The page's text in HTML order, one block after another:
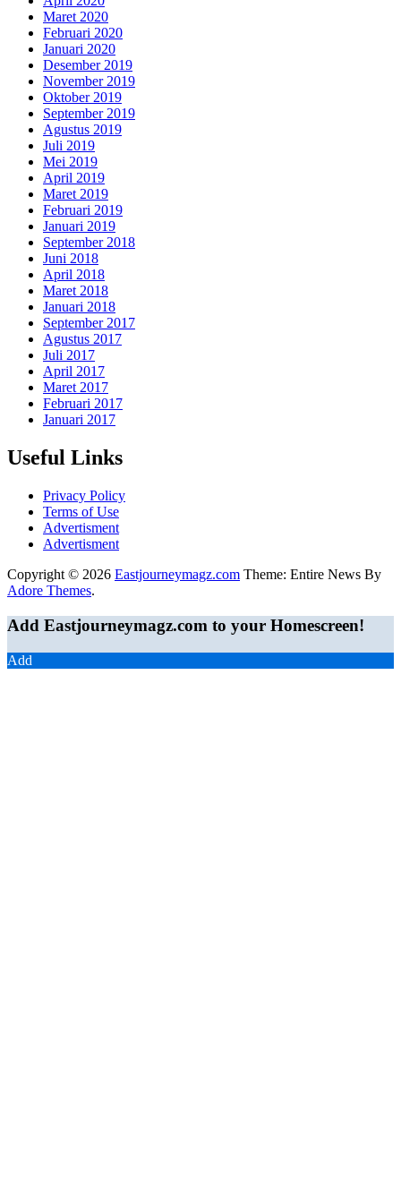
Maret 2020
Februari 2020
Januari 2020
Desember 2019
November 2019
Oktober 2019
September 2019
Agustus 2019
Juli 2019
Mei 2019
April 2019
Maret 2019
Februari 2019
Januari 2019
September 2018
Juni 2018
April 2018
Maret 2018
Januari 2018
September 2017
Agustus 2017
Juli 2017
April 2017
Maret 2017
Februari 2017
Januari 2017
Useful Links
Privacy Policy
Terms of Use
Advertisment
Advertisment
Copyright © 2026 Eastjourneymagz.com Theme: Entire News By
Adore Themes.
Add Eastjourneymagz.com to your Homescreen!
Add